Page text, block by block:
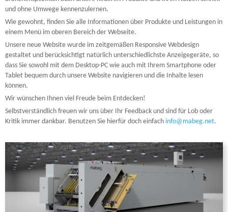
und ohne Umwege kennenzulernen.
Wie gewohnt, finden Sie alle Informationen über Produkte und Leistungen in
einem Menü im oberen Bereich der Webseite.
Unsere neue Website wurde im zeitgemäßen Responsive Webdesign
gestaltet und berücksichtigt natürlich unterschiedlichste Anzeigegeräte, so
dass Sie sowohl mit dem Desktop-PC wie auch mit Ihrem Smartphone oder
Tablet bequem durch unsere Website navigieren und die Inhalte lesen
können.
Wir wünschen Ihnen viel Freude beim Entdecken!
Selbstverständlich freuen wir uns über Ihr Feedback und sind für Lob oder
Kritik immer dankbar. Benutzen Sie hierfür doch einfach info@mabeg.net.